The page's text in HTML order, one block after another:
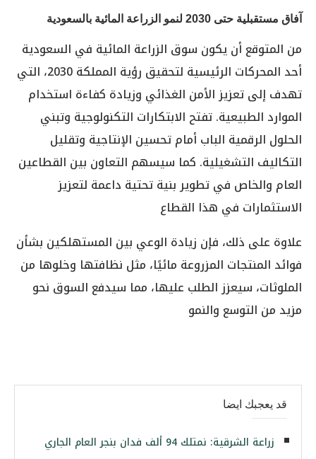
آفاق مستقبلية حتى 2030 لنمو الزراعة المائية بالسعودية
من المتوقع أن يكون سوق الزراعة المائية في السعودية
أحد المحركات الرئيسية لتحقيق رؤية المملكة 2030، التي
تهدف إلى تعزيز الأمن الغذائي وزيادة كفاءة استخدام
الموارد الطبيعية. تفتح الابتكارات التكنولوجية وتبني
الحلول الرقمية الباب أمام تحسين الإنتاجية وتقليل
التكاليف التشغيلية. كما سيسهم التعاون بين القطاعين
العام والخاص في تطوير بنية تحتية داعمة لتعزيز
الاستثمارات في هذا القطاع
علاوة على ذلك، فإن زيادة الوعي بين المستهلكين بشأن
فوائد المنتجات المزروعة مائيًا، مثل نظافتها وخلوها من
الملوثات، سيعزز الطلب عليها، مما سيدفع السوق نحو
مزيد من التوسع والنمو
قد يعجبك ايضا
زراعة الشرقية: نمتلك 94 ألف فدان بنجر العام الجاري